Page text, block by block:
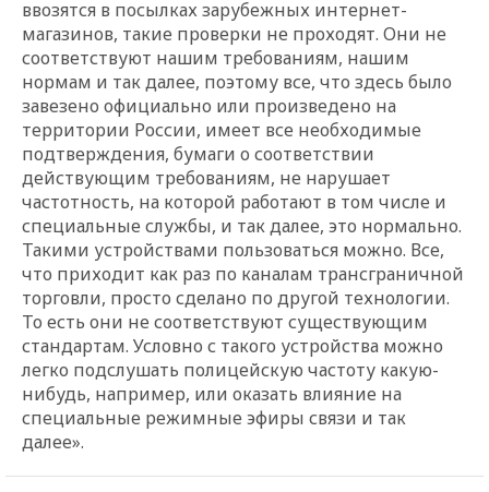
ввозятся в посылках зарубежных интернет-
магазинов, такие проверки не проходят. Они не
соответствуют нашим требованиям, нашим
нормам и так далее, поэтому все, что здесь было
завезено официально или произведено на
территории России, имеет все необходимые
подтверждения, бумаги о соответствии
действующим требованиям, не нарушает
частотность, на которой работают в том числе и
специальные службы, и так далее, это нормально.
Такими устройствами пользоваться можно. Все,
что приходит как раз по каналам трансграничной
торговли, просто сделано по другой технологии.
То есть они не соответствуют существующим
стандартам. Условно с такого устройства можно
легко подслушать полицейскую частоту какую-
нибудь, например, или оказать влияние на
специальные режимные эфиры связи и так
далее».